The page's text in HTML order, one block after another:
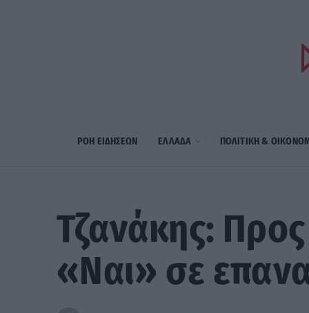
ΡΟΗ ΕΙΔΗΣΕΩΝ ΕΛΛΑΔΑ ΠΟΛΙΤΙΚΗ &
Τζανάκης:
«Ναι» σε